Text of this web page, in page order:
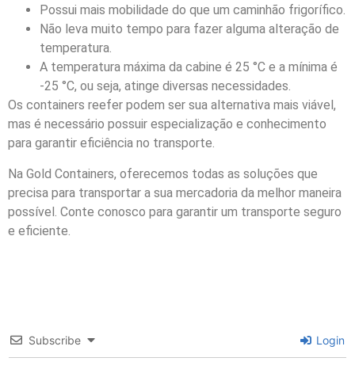
Possui mais mobilidade do que um caminhão frigorífico.
Não leva muito tempo para fazer alguma alteração de
temperatura.
A temperatura máxima da cabine é 25 °C e a mínima é
-25 °C, ou seja, atinge diversas necessidades.
Os containers reefer podem ser sua alternativa mais viável,
mas é necessário possuir especialização e conhecimento
para garantir eficiência no transporte.
Na Gold Containers, oferecemos todas as soluções que
precisa para transportar a sua mercadoria da melhor maneira
possível. Conte conosco para garantir um transporte seguro
e eficiente.
Subscribe Login